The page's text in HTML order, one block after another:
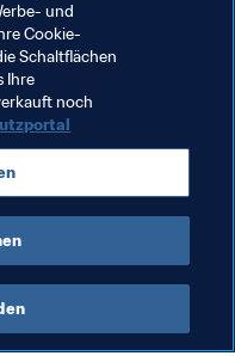
Djibouti Lebanon
und
Cookie-
Schaltflächen
Ihre
noch